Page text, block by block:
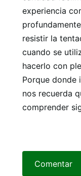
experiencia
resistir la
cuando se
hacerlo con
Porque donde
nos recuerda
comprender
Comentar